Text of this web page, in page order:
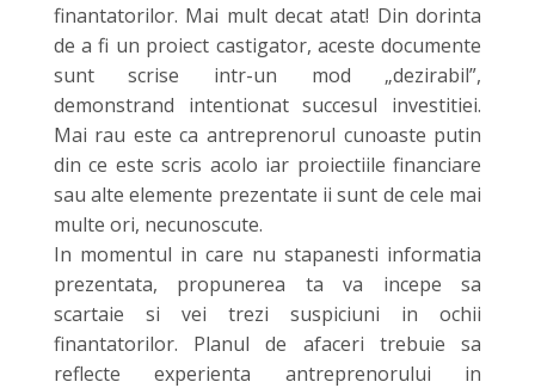
finantatorilor. Mai mult decat atat! Din dorinta
de a fi un proiect castigator, aceste documente
sunt scrise intr-un mod „dezirabil”,
demonstrand intentionat succesul investitiei.
Mai rau este ca antreprenorul cunoaste putin
din ce este scris acolo iar proiectiile financiare
sau alte elemente prezentate ii sunt de cele mai
multe ori, necunoscute.
In momentul in care nu stapanesti informatia
prezentata, propunerea ta va incepe sa
scartaie si vei trezi suspiciuni in ochii
finantatorilor. Planul de afaceri trebuie sa
reflecte experienta antreprenorului in